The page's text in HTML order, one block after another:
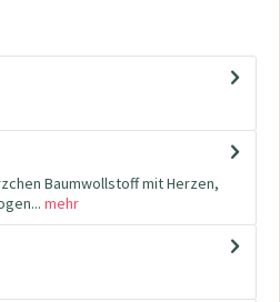
Baumwollstoff mit Herzen,
mehr